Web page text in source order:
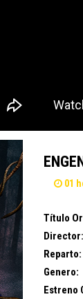
01
Título
Director:
Reparto:
Genero:
Estreno